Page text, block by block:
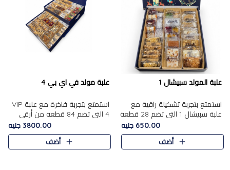
علبة المولد سبيشال 1
استمتع بتجربة تشكيلة راقية مع
علبة سبيشال 1 التي تضم 28 قطعة
من تشكيلة مختارة بعناية من أفخر
حلويات المولد المصرية الأصلية
الشرقية. تحتوي ال..
650.00 جنيه
أضف
علبة مولد في اي بي 4
استمتع بتجربة فاخرة مع علبة VIP
4 التي تضم 84 قطعة من أرقى
حلويات المولد الشرقية، في تشكيلة
غنية تجمع بين الحلويات التقليدية
والمكسرات الفاخرة. تحتوي العلبة
3800.00 جنيه
أضف